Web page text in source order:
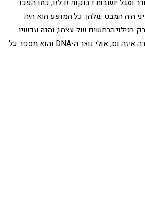
וסגל יושבות דבוקות זו לזו, כמו הפכו
היה המבט שלהן. כל המופע הוא היה
בגילוי הרחשים של עצמו, והנה עכשיו
הוא מופנה החוצה, קרה איזה נס, אולי נוצר ה-DNA והוא מספר על